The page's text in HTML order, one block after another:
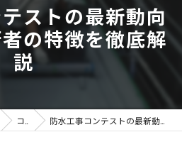
ストの最新動向
の特徴を徹底解
説
コラム 防水工事コンテストの最新動向と優秀な技術者の特徴を徹底解説